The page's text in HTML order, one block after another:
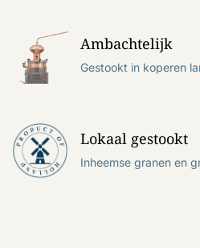
Ambachtelijk
Gestookt in koperen
Lokaal gestookt
Inheemse granen en